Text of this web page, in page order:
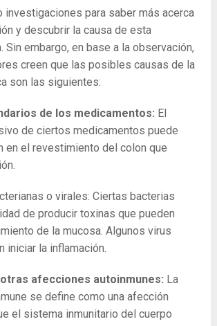
investigaciones para saber más acerca
y descubrir la causa de esta
Sin embargo, en base a la observación,
creen que las posibles causas de la
son las siguientes:
de los medicamentos: El
de ciertos medicamentos puede
en el revestimiento del colon que
o virales: Ciertas bacterias
de producir toxinas que pueden
de la mucosa. Algunos virus
iniciar la inflamación.
afecciones autoinmunes: La
se define como una afección
el sistema inmunitario del cuerpo